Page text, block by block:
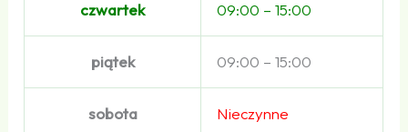
czwartek 09:00 – 15:00
piątek 09:00 – 15:00
sobota Nieczynne